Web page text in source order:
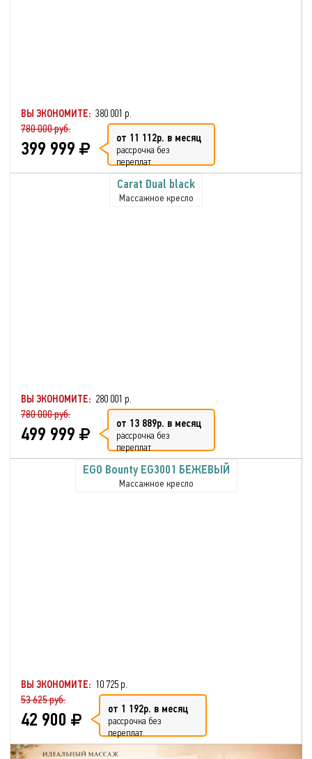
ВЫ ЭКОНОМИТЕ: 380 001 р.
780 000 руб.
399 999 от 11 112р. в месяц
рассрочка без
переплат
Carat Dual black
Массажное кресло
ВЫ ЭКОНОМИТЕ: 280 001 р.
780 000 руб.
499 999 от 13 889р. в месяц
рассрочка без
переплат
EGO Bounty EG3001 БЕЖЕВЫЙ
Массажное кресло
ВЫ ЭКОНОМИТЕ: 10 725 р.
53 625 руб.
42 900 от 1 192р. в месяц
рассрочка без
переплат